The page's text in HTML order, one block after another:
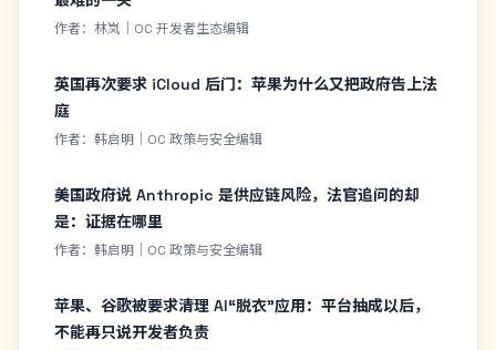
作者：林岚｜OC 开发者生态编辑
英国再次要求 iCloud 后门：苹果为什么又把政府告上法
庭
作者：韩启明｜OC 政策与安全编辑
美国政府说 Anthropic 是供应链风险，法官追问的却
是：证据在哪里
作者：韩启明｜OC 政策与安全编辑
苹果、谷歌被要求清理 AI“脱衣”应用：平台抽成以后，
不能再只说开发者负责